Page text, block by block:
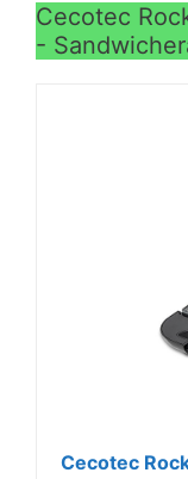
Cecotec
-
Cecotec